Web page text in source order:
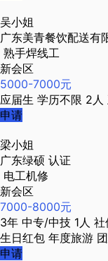
吴小姐
广东美青餐饮配送有
熟手焊线工
新会区
5000-7000元
应届生 学历不限 2人
申请
梁小姐
广东绿硕 认证
电工机修
新会区
7000-8000元
3年 中专/中技 1人 社
生日红包 年度旅游
申请